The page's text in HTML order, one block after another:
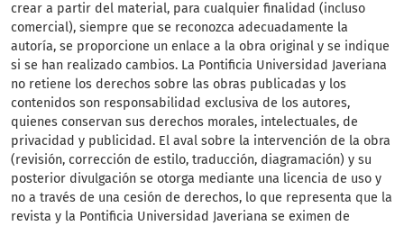
crear a partir del material, para cualquier finalidad (incluso
comercial), siempre que se reconozca adecuadamente la
autoría, se proporcione un enlace a la obra original y se indique
si se han realizado cambios. La Pontificia Universidad Javeriana
no retiene los derechos sobre las obras publicadas y los
contenidos son responsabilidad exclusiva de los autores,
quienes conservan sus derechos morales, intelectuales, de
privacidad y publicidad. El aval sobre la intervención de la obra
(revisión, corrección de estilo, traducción, diagramación) y su
posterior divulgación se otorga mediante una licencia de uso y
no a través de una cesión de derechos, lo que representa que la
revista y la Pontificia Universidad Javeriana se eximen de